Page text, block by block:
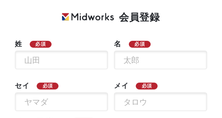
会員登録
姓 必須 名 必須
セイ 必須 メイ 必須